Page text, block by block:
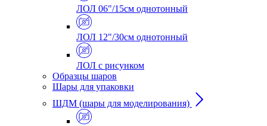
ЛОЛ 06"/15см однотонный
ЛОЛ 12"/30см однотонный
ЛОЛ с рисунком
Образцы шаров
Шары для упаковки
ШДМ (шары для моделирования)